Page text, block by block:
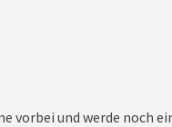
vorbei und werde noch